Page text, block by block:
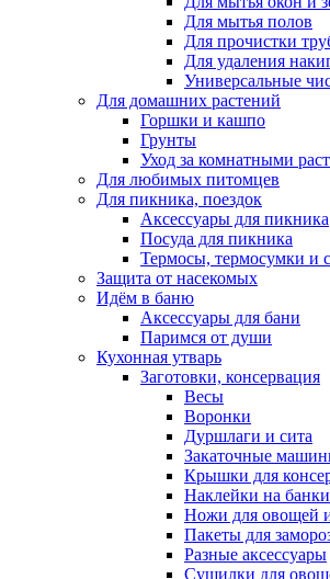
Для мытья полов
Для прочистки
Для удаления
Универсальные
Для домашних растений
Горшки и кашпо
Грунты
Уход за комнатными
Для любимых питомцев
Для пикника, поездок
Аксессуары для пикника
Посуда для пикника
Термосы, термосумки и
Защита от насекомых
Идём в баню
Аксессуары для бани
Паримся от души
Кухонная утварь
Заготовки, консервация
Весы
Воронки
Дуршлаги и сита
Закаточные
Крышки для
Наклейки на банки
Ножи для овощей
Пакеты для
Разные аксессуары
Сушилки для